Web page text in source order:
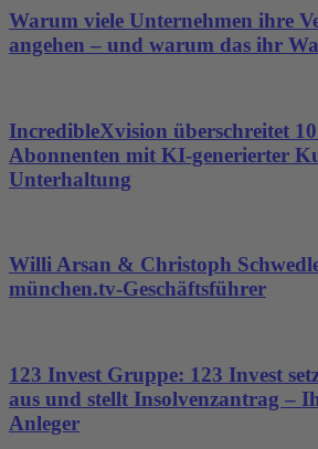
Warum viele Unternehmen ihre
angehen – und warum das ihr
IncredibleXvision überschreitet
Abonnenten mit KI-generierter
Unterhaltung
Willi Arsan & Christoph
münchen.tv-Geschäftsführer
123 Invest Gruppe: 123 Invest
aus und stellt Insolvenzantrag –
Anleger